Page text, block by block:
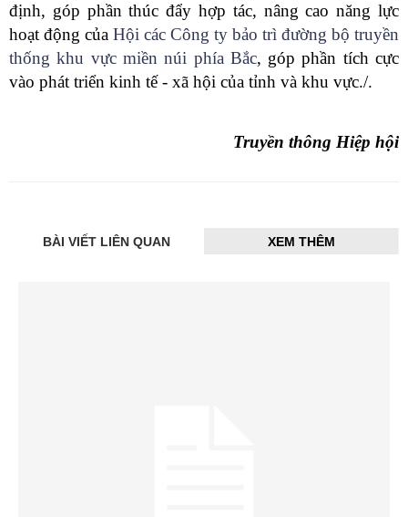
định, góp phần thúc đẩy hợp tác, nâng cao năng lực
hoạt động của Hội các Công ty bảo trì đường bộ truyền
thống khu vực miền núi phía Bắc, góp phần tích cực
vào phát triển kinh tế - xã hội của tỉnh và khu vực./.
Truyền thông Hiệp hội
BÀI VIẾT LIÊN QUAN XEM THÊM